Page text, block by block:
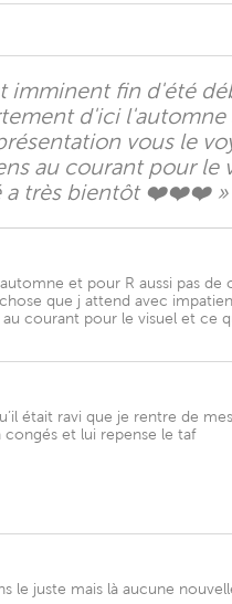
fin d'été
d'ici
vous le
au courant pour le
a très bientôt ❤️❤️❤️ »
et pour R aussi pas de
que j attend avec
courant pour le visuel et ce
était ravi que je rentre de
et lui repense le taf
le juste mais là aucune